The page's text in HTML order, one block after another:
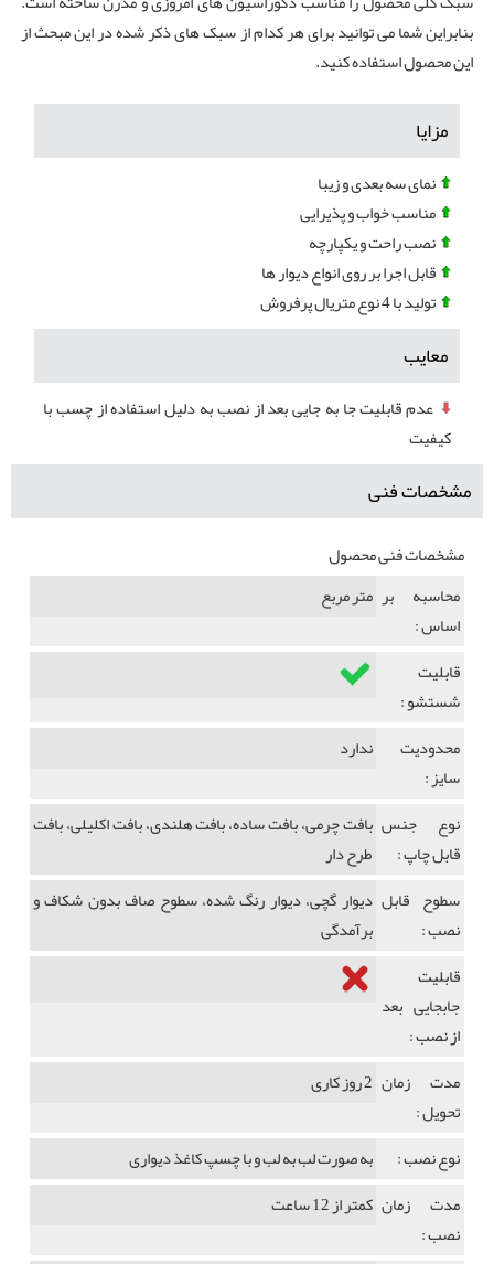
بنابراین شما می توانید برای هر کدام از سبک های ذکر شده در این مبحث از
این محصول استفاده کنید.
مزایا
نمای سه بعدی و زیبا
مناسب خواب و پذیرایی
نصب راحت و یکپارچه
قابل اجرا بر روی انواع دیوار ها
تولید با 4 نوع متریال پرفروش
معایب
عدم قابلیت جا به جایی بعد از نصب به دلیل استفاده از چسب با
کیفیت
مشخصات فنی
مشخصات فنی محصول
محاسبه بر
اساس :
متر مربع
قابلیت
شستشو :
محدودیت
سایز :
ندارد
نوع جنس
قابل چاپ :
بافت چرمی، بافت ساده، بافت هلندی، بافت اکلیلی، بافت
طرح دار
سطوح قابل
نصب :
دیوار گچی، دیوار رنگ شده، سطوح صاف بدون شکاف و
برآمدگی
قابلیت
جابجایی بعد
از نصب :
مدت زمان
تحویل :
2 روز کاری
نوع نصب :
به صورت لب به لب و با چسپ کاغذ دیواری
مدت زمان
نصب :
کمتر از 12 ساعت